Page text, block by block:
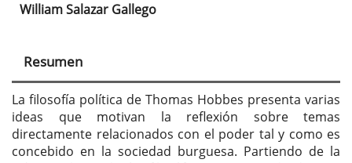
Contenido
principal
del
artículo
William Salazar Gallego
Resumen
La filosofía política de Thomas Hobbes presenta varias
ideas que motivan la reflexión sobre temas
directamente relacionados con el poder tal y como es
concebido en la sociedad burguesa. Partiendo de la